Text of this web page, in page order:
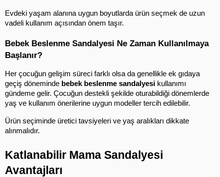
Evdeki yaşam alanına uygun boyutlarda ürün seçmek de uzun
vadeli kullanım açısından önem taşır.
Bebek Beslenme Sandalyesi Ne Zaman Kullanılmaya
Başlanır?
Her çocuğun gelişim süreci farklı olsa da genellikle ek gıdaya
geçiş döneminde bebek beslenme sandalyesi kullanımı
gündeme gelir. Çocuğun destekli şekilde oturabildiği dönemlerde
yaş ve kullanım önerilerine uygun modeller tercih edilebilir.
Ürün seçiminde üretici tavsiyeleri ve yaş aralıkları dikkate
alınmalıdır.
Katlanabilir Mama Sandalyesi
Avantajları